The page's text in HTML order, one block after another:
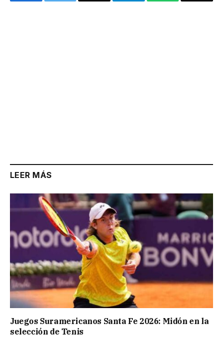
LEER MÁS
Juegos Suramericanos Santa Fe 2026: Midón en la
selección de Tenis